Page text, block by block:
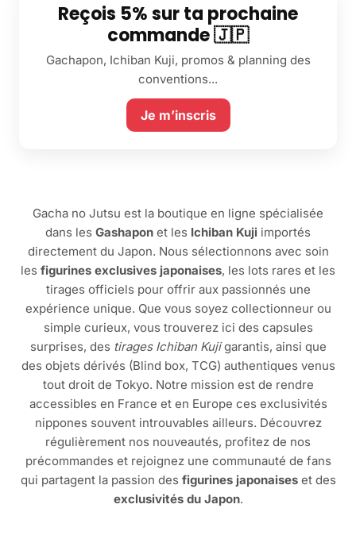
Reçois 5% sur ta prochaine
commande 🇯🇵
Gachapon, Ichiban Kuji, promos & planning des
conventions...
Je m’inscris
Gacha no Jutsu est la boutique en ligne spécialisée
dans les Gashapon et les Ichiban Kuji importés
directement du Japon. Nous sélectionnons avec soin
les figurines exclusives japonaises, les lots rares et les
tirages officiels pour offrir aux passionnés une
expérience unique. Que vous soyez collectionneur ou
simple curieux, vous trouverez ici des capsules
surprises, des tirages Ichiban Kujigarantis, ainsi que
des objets dérivés (Blind box, TCG) authentiques venus
tout droit de Tokyo. Notre mission est de rendre
accessibles en France et en Europe ces exclusivités
nippones souvent introuvables ailleurs. Découvrez
régulièrement nos nouveautés, profitez de nos
précommandes et rejoignez une communauté de fans
qui partagent la passion des figurines japonaiseset des
exclusivités du Japon.